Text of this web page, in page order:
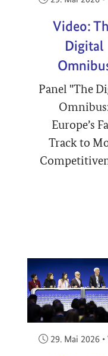
Video:
Digital
Panel "The
Europe’s
Track to
Veröffentlicht
29. Mai 2026 •